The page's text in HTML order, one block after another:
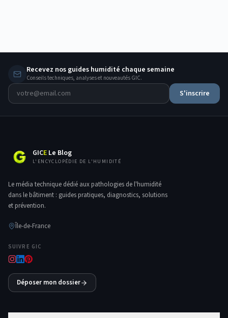
Recevez nos guides humidité chaque semaine
Conseils techniques, analyses et nouveautés GIC.
S'inscrire
GICE Le Blog
L'ENCYCLOPÉDIE DE L'HUMIDITÉ
Le média technique dédié aux pathologies de l'humidité
dans le bâtiment : guides pratiques, diagnostics, solutions
et prévention.
Île-de-France
SUIVRE GIC
Déposer mon dossier